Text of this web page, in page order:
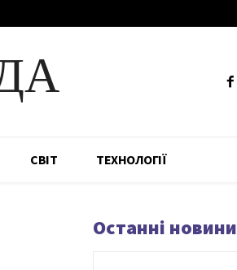
СВІТ ТЕХНОЛОГІЇ
Останні новини